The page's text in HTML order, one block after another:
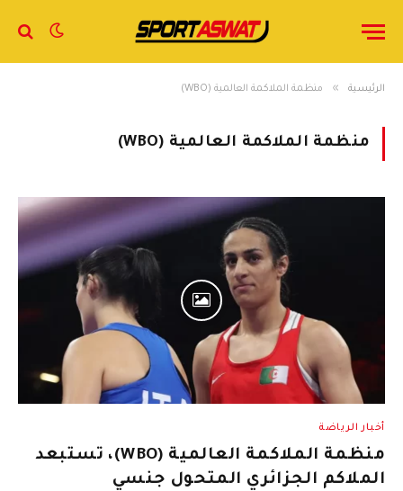
الرئيسية » منظمة الملاكمة العالمية (WBO)
منظمة الملاكمة العالمية (WBO)
أخبار الرياضة
منظمة الملاكمة العالمية (WBO)، تستبعد
الملاكم الجزائري المتحول جنسي